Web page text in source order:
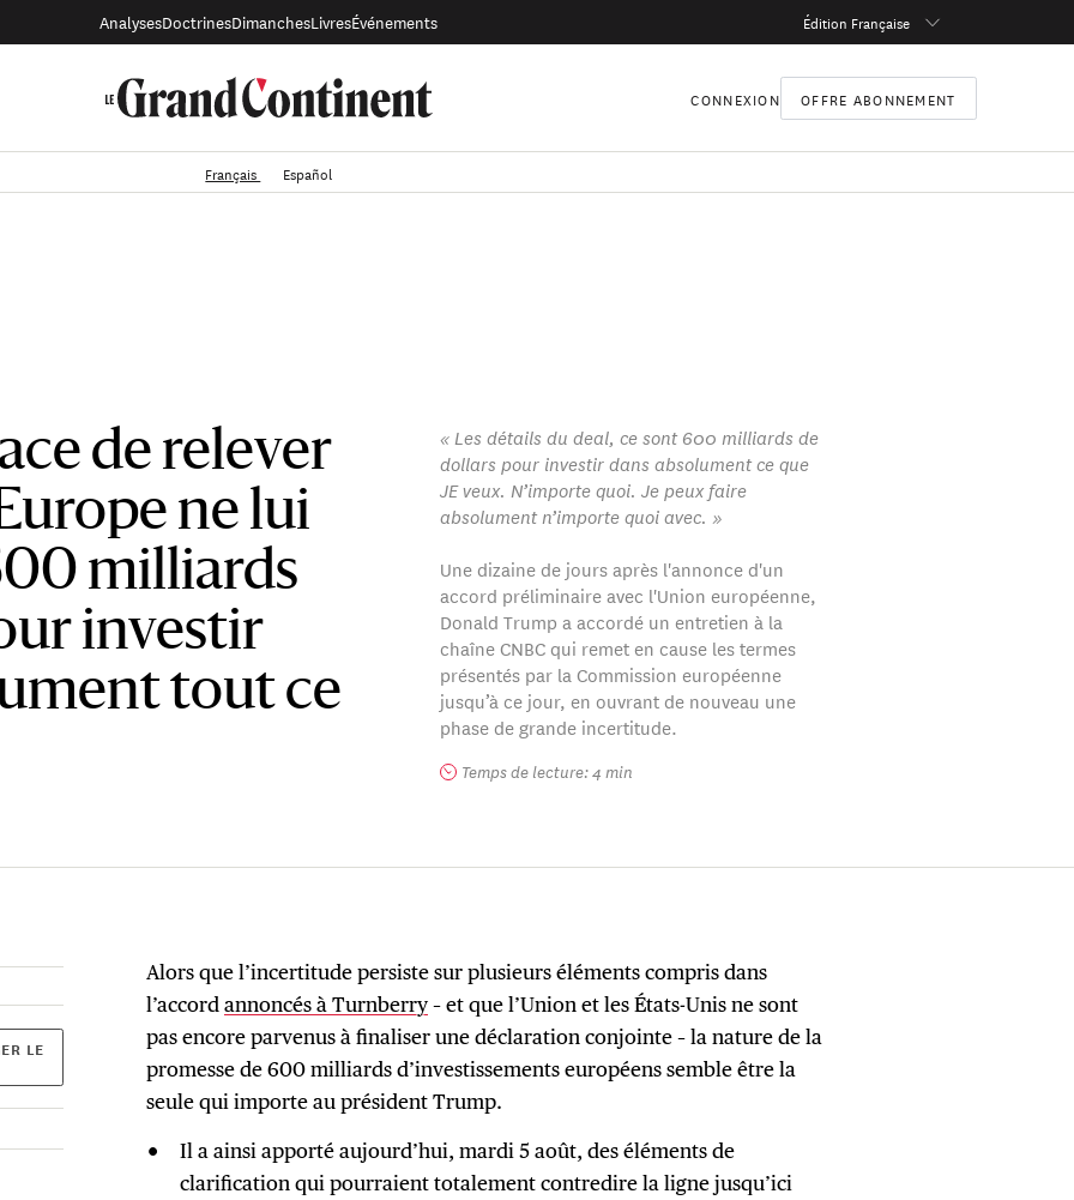
AnalysesDoctrinesDimanchesLivresÉvénements Édition Française
CONNEXION OFFRE ABONNEMENT
Français Español
de relever
ne lui
milliards
investir
tout ce
« Les détails du deal, ce sont 600 milliards de
dollars pour investir dans absolument ce que
JE veux. N’importe quoi. Je peux faire
absolument n’importe quoi avec. »
Une dizaine de jours après l'annonce d'un
accord préliminaire avec l'Union européenne,
Donald Trump a accordé un entretien à la
chaîne CNBC qui remet en cause les termes
présentés par la Commission européenne
jusqu’à ce jour, en ouvrant de nouveau une
phase de grande incertitude.
Temps de lecture: 4 min
LE
Alors que l’incertitude persiste sur plusieurs éléments compris dans
l’accordannoncés à Turnberry– et que l’Union et les États-Unis ne sont
pas encore parvenus à finaliser une déclaration conjointe – la nature de la
promesse de 600 milliards d’investissements européens semble être la
seule qui importe au président Trump.
Il a ainsi apporté aujourd’hui, mardi 5 août, des éléments de
clarification qui pourraient totalement contredire la ligne jusqu’ici